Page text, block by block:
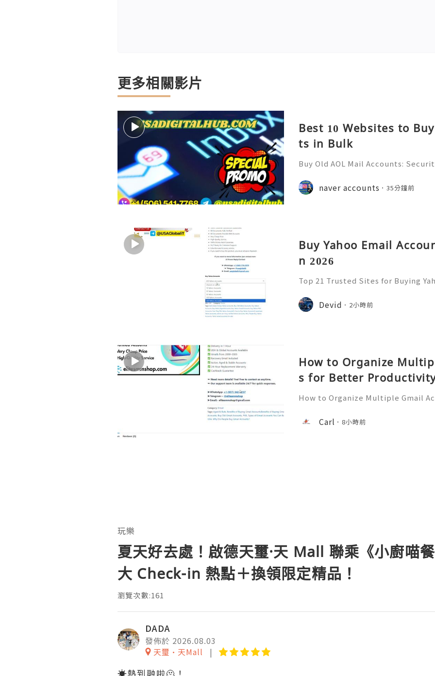
更多相關影片
Best 10 Websites to
ts in Bulk
Buy Old AOL Mail Accounts:
Reliable 24/7 Customer Support
(506) 541-7768
naver accounts 35分鐘前
Buy Yahoo Email
n 2026
Top 21 Trusted Sites for Buying
➤ Email: usaglobalit@gmail.com
Devid 2小時前
How to Organize
s for Better
How to Organize Multiple Gmail
💥 ❓ Have any questions? Feel
assistance! ➥ Our support team is
Carl 8小時前
玩樂
夏天好去處！啟德天璽·天 Mall 聯乘《小廚喵
大 Check-in 熱點＋換領限定精品！
瀏覽次數:161
DADA
發佈於 2026.08.03
天璽•天Mall
☀️熱到融啦🫠！